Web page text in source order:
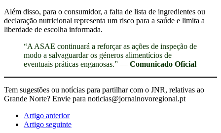
Além disso, para o consumidor, a falta de lista de ingredientes ou
declaração nutricional representa um risco para a saúde e limita a
liberdade de escolha informada.
“A ASAE continuará a reforçar as ações de inspeção de
modo a salvaguardar os géneros alimentícios de
eventuais práticas enganosas.” — Comunicado Oficial
Tem sugestões ou notícias para partilhar com o JNR, relativas ao
Grande Norte? Envie para noticias@jornalnovoregional.pt
Artigo anterior
Artigo seguinte